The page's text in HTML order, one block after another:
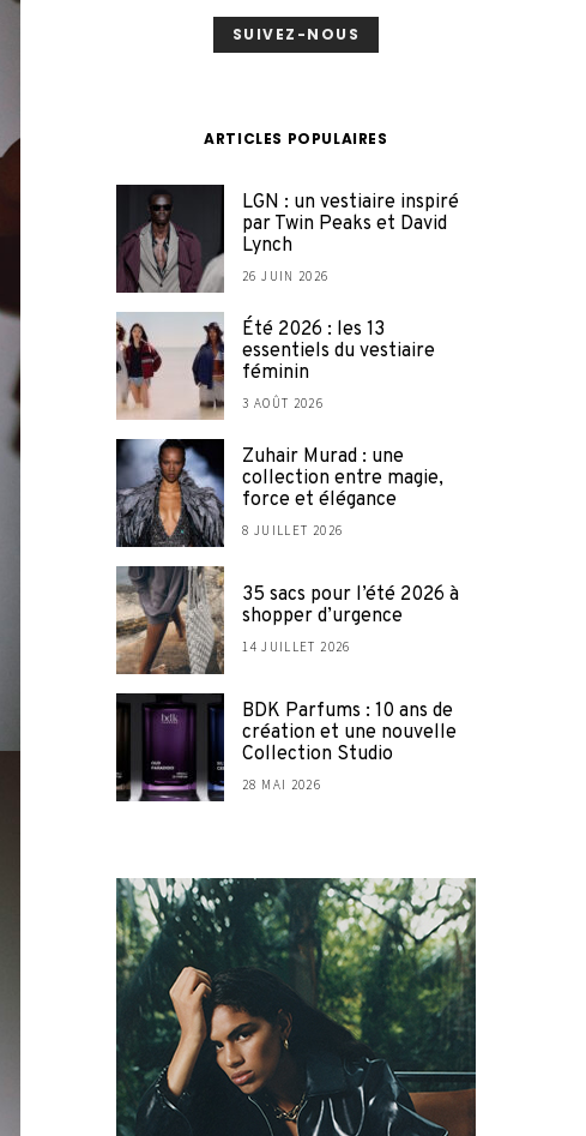
SUIVEZ-NOUS
ARTICLES POPULAIRES
LGN : un vestiaire inspiré
par Twin Peaks et David
Lynch
26 JUIN 2026
Été 2026 : les 13
essentiels du vestiaire
féminin
3 AOÛT 2026
Zuhair Murad : une
collection entre magie,
force et élégance
8 JUILLET 2026
35 sacs pour l’été 2026 à
shopper d’urgence
14 JUILLET 2026
BDK Parfums : 10 ans de
création et une nouvelle
Collection Studio
28 MAI 2026